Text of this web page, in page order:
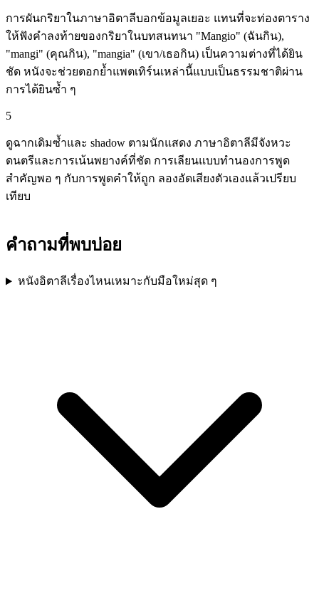
การผันกริยาในภาษาอิตาลีบอกข้อมูลเยอะ แทนที่จะท่องตาราง
ให้ฟังคำลงท้ายของกริยาในบทสนทนา "Mangio" (ฉันกิน),
"mangi" (คุณกิน), "mangia" (เขา/เธอกิน) เป็นความต่างที่ได้ยิน
ชัด หนังจะช่วยตอกย้ำแพตเทิร์นเหล่านี้แบบเป็นธรรมชาติผ่าน
การได้ยินซ้ำ ๆ
5
ดูฉากเดิมซ้ำและ shadow ตามนักแสดง ภาษาอิตาลีมีจังหวะ
ดนตรีและการเน้นพยางค์ที่ชัด การเลียนแบบทำนองการพูด
สำคัญพอ ๆ กับการพูดคำให้ถูก ลองอัดเสียงตัวเองแล้วเปรียบ
เทียบ
คำถามที่พบบ่อย
หนังอิตาลีเรื่องไหนเหมาะกับมือใหม่สุด ๆ